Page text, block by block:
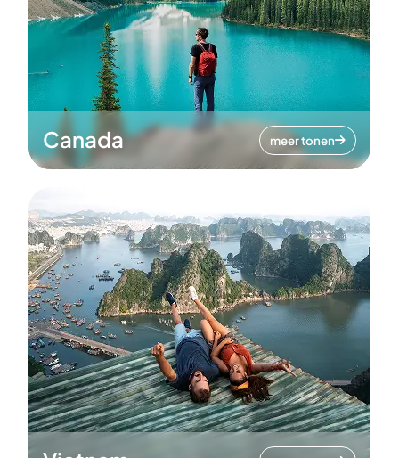
Canada meer tonen